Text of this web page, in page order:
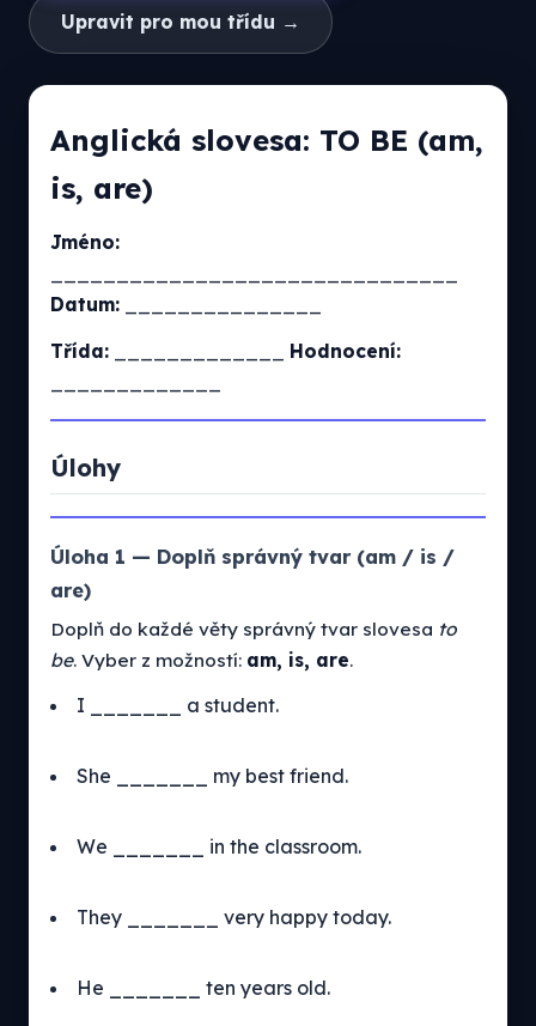
Upravit pro mou třídu →
Anglická slovesa: TO BE (am,
is, are)
Jméno:
Datum:
Třída:
Hodnocení:
Úlohy
Úloha 1 — Doplň správný tvar (am / is /
are)
Doplň do každé věty správný tvar slovesa to
be. Vyber z možností: am, is, are.
I _______ a student.
She _______ my best friend.
We _______ in the classroom.
They _______ very happy today.
He _______ ten years old.